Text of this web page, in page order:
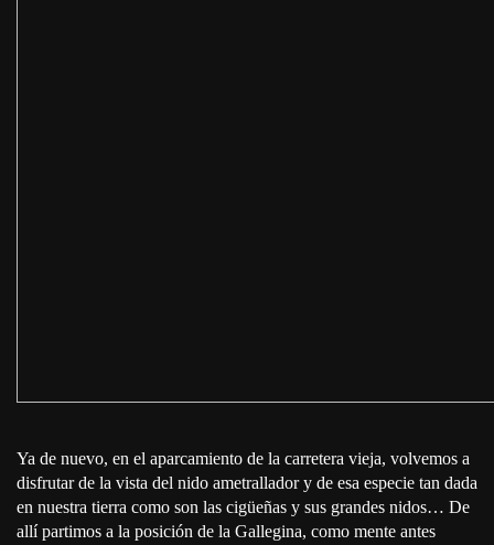
Ya de nuevo, en el aparcamiento de la carretera vieja, volvemos a
disfrutar de la vista del nido ametrallador y de esa especie tan dada
en nuestra tierra como son las cigüeñas y sus grandes nidos… De
allí partimos a la posición de la Gallegina, como mente antes